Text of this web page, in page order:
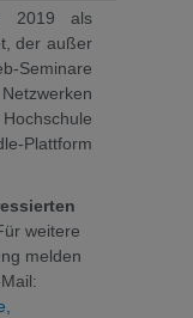
2019 als
der außer
Seminare
Plattform
weitere
melden